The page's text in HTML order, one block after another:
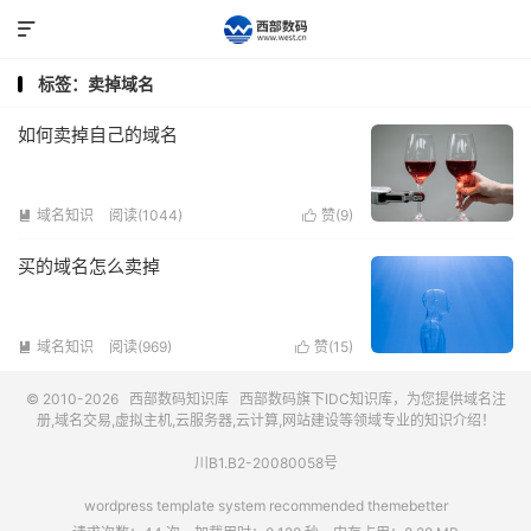

标签：卖掉域名
如何卖掉自己的域名
 域名知识 阅读(1044)  赞(9)
买的域名怎么卖掉
 域名知识 阅读(969)  赞(15)
© 2010-2026 西部数码知识库 西部数码旗下IDC知识库，为您提供域名注
册,域名交易,虚拟主机,云服务器,云计算,网站建设等领域专业的知识介绍！
川B1.B2-20080058号
wordpress template system recommended themebetter